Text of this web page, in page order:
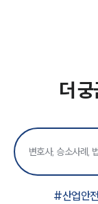
더
#산업안전